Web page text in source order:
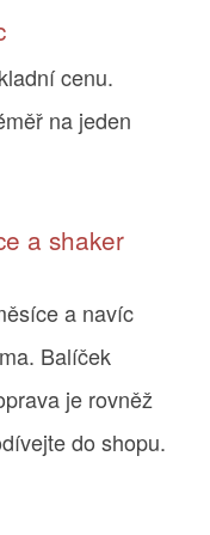
cenu.
na jeden
a shaker
a navíc
Balíček
je rovněž
do shopu.